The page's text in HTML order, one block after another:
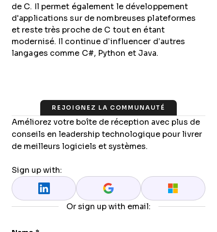
de C. Il permet également le développement
d'applications sur de nombreuses plateformes
et reste très proche de C tout en étant
modernisé. Il continue d’influencer d’autres
langages comme C#, Python et Java.
REJOIGNEZ LA COMMUNAUTÉ
Améliorez votre boîte de réception avec plus de
conseils en leadership technologique pour livrer
de meilleurs logiciels et systèmes.
Sign up with:
Or sign up with email: